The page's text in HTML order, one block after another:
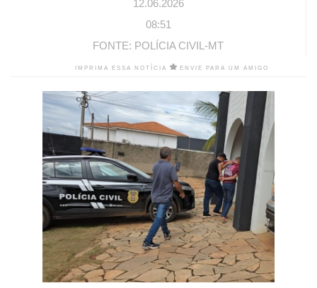
12.06.2026
08:51
FONTE: POLÍCIA CIVIL-MT
IMPRIMA ESSA NOTÍCIA ENVIE PARA UM AMIGO